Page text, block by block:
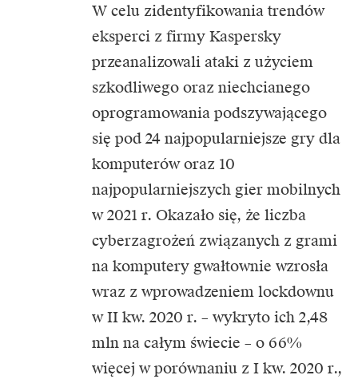
W celu zidentyfikowania trendów
eksperci z firmy Kaspersky
przeanalizowali ataki z użyciem
szkodliwego oraz niechcianego
oprogramowania podszywającego
się pod 24 najpopularniejsze gry dla
komputerów oraz 10
najpopularniejszych gier mobilnych
w 2021 r. Okazało się, że liczba
cyberzagrożeń związanych z grami
na komputery gwałtownie wzrosła
wraz z wprowadzeniem lockdownu
w II kw. 2020 r. – wykryto ich 2,48
mln na całym świecie – o 66%
więcej w porównaniu z I kw. 2020 r.,